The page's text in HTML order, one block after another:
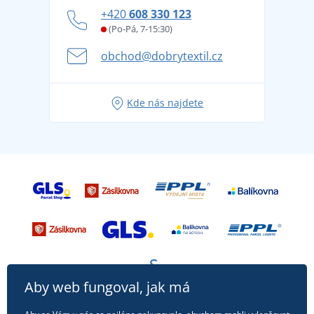
Věrnostní program BONTIS +
Letní dobrodružství začíná balením aneb připravte
se na dovolenou bez starostí
Tipy na svěží outfity pro pohodové léto
+420608 330 123
(Po-Pá, 7-15:30)
obchod@dobrytextil.cz
Kde nás najdete
Aby web fungoval, jak má